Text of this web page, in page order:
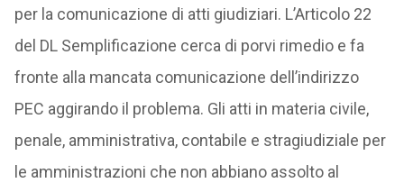
per la comunicazione di atti giudiziari. L’Articolo 22
del DL Semplificazione cerca di porvi rimedio e fa
fronte alla mancata comunicazione dell’indirizzo
PEC aggirando il problema. Gli atti in materia civile,
penale, amministrativa, contabile e stragiudiziale per
le amministrazioni che non abbiano assolto al